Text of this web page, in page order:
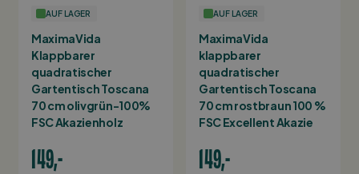
AUF LAGER
MaximaVida
Klappbarer
quadratischer
Gartentisch Toscana
70 cm olivgrün-100%
FSC Akazienholz
149,-
AUF LAGER
MaximaVida
klappbarer
quadratischer
Gartentisch Toscana
70 cm rostbraun 100 %
FSC Excellent Akazie
149,-